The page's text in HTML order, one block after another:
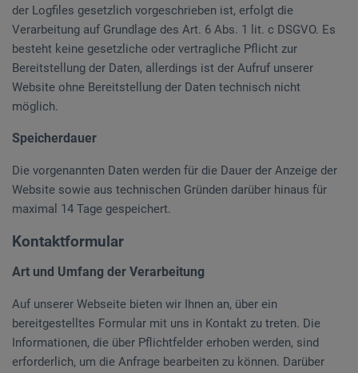
der Logfiles gesetzlich vorgeschrieben ist, erfolgt die
Verarbeitung auf Grundlage des Art. 6 Abs. 1 lit. c DSGVO. Es
besteht keine gesetzliche oder vertragliche Pflicht zur
Bereitstellung der Daten, allerdings ist der Aufruf unserer
Website ohne Bereitstellung der Daten technisch nicht
möglich.
Speicherdauer
Die vorgenannten Daten werden für die Dauer der Anzeige der
Website sowie aus technischen Gründen darüber hinaus für
maximal 14 Tage gespeichert.
Kontaktformular
Art und Umfang der Verarbeitung
Auf unserer Webseite bieten wir Ihnen an, über ein
bereitgestelltes Formular mit uns in Kontakt zu treten. Die
Informationen, die über Pflichtfelder erhoben werden, sind
erforderlich, um die Anfrage bearbeiten zu können. Darüber